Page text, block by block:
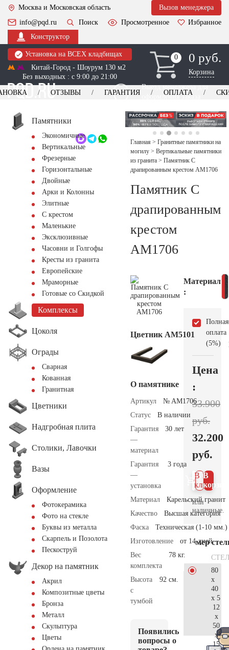
Москва и Московская область
Вызов менеджера
info@pqd.ru
Поиск Просмотренное
Избранное
Конструктор
Установка на ВСЕХ кладбищах
Китай-Город - Шоурум 130 м2
Без выходных : с 9:00 до 21:00
0
0 0 руб.
Корзина
Выезд менеджера для
оформления заказа
+7 (495) 518-44-23
Обратный звонок
ОТЗЫВЫ ГАРАНТИЯ ОПЛАТА
Памятники
Экономичные
Вертикальные
Фрезерные
Горизонтальные
Двойные
Арки и Колонны
Элитные
С крестом
Маленькие
Эксклюзивные
Часовни и Голгофы
Кресты из гранита
Европейские
Мраморные
Готовые со Скидкой
Комплексы
Цоколя
Ограды
Сварная
Кованная
Гранитная
Цветники
Надгробная плита
Столики, Лавочки
Вазы
Оформление
Фотокерамика
Фото на стекле
Буквы из металла
Скарпель и Позолота
Пескоструй
Декор на памятник
Акрил
Композитные цветы
Бронза
Металл
Скульптура
Цветы
Главная > Гранитные памятники на
могилу > Вертикальные памятники
из гранита > Памятник С
драпированным крестом AM1706
Памятник С
драпированным
крестом
AM1706
Цветник АМ5101
О памятнике
Артикул
№ AM1706
Статус
В наличии
Гарантия
—
материал
30 лет
Гарантия
—
установка
3 года
Материал
Карельский гранит
Качество
Высшая категория
Фаска
Техническая (1-10 мм.)
Изготовление
от 14 дней
Вес
комплекта
78 кг.
Высота
с
тумбой
92 см.
Появились
вопросы о
Материал
:
Полная
оплата
(5%)
Цена
:
33.900
руб.
32.200
руб.
В
В 1
клик
или
наличные.
Размер
80
x
40
x 5
12
x
50
x
15